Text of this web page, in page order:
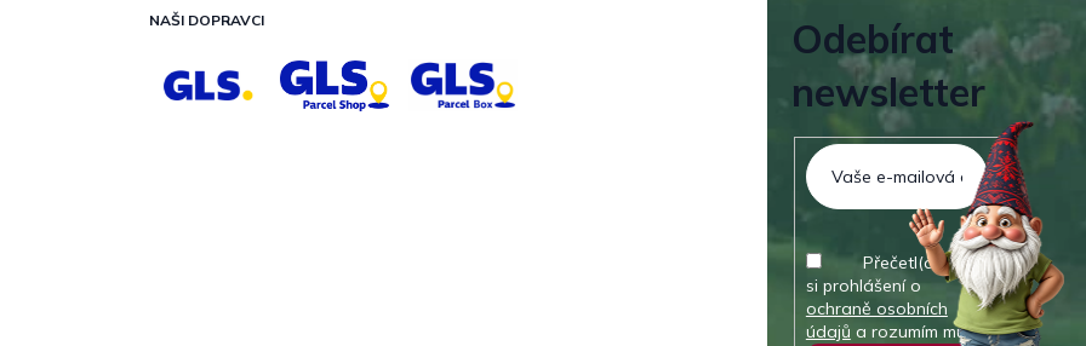
NAŠI DOPRAVCI
Odebírat
newsletter
Přečetl(a) jsem
si prohlášení o
ochraně osobních
údajů a rozumím mu.